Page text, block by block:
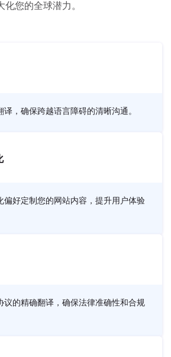
化您的全球潜力。
，确保跨越语言障碍的清晰沟通。
偏好定制您的网站内容，提升用户体验
议的精确翻译，确保法律准确性和合规